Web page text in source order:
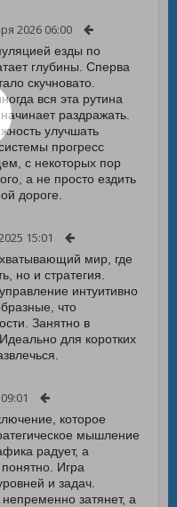
2026 06:00
езды по
глубины. Сперва
скучновато.
вся эта рутина
раздражать.
улучшать
прогресс
с некоторых пор
а не просто ездить
дороге.
15:01
мир, где
но и стратегия.
интуитивно
что
Занятно в
для коротких
которое
мышление
радует, а
Игра
и задач.
затянет, а